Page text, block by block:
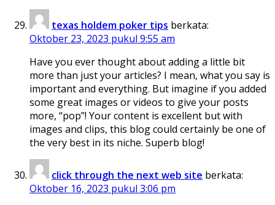
texas holdem poker tips berkata:
Oktober 23, 2023 pukul 9:55 am
Have you ever thought about adding a little bit
more than just your articles? I mean, what you say is
important and everything. But imagine if you added
some great images or videos to give your posts
more, “pop”! Your content is excellent but with
images and clips, this blog could certainly be one of
the very best in its niche. Superb blog!
click through the next web site berkata:
Oktober 16, 2023 pukul 3:06 pm